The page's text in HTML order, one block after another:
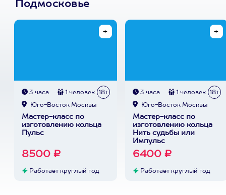
Подмосковье
3 часа 1 человек 18+
Юго-Восток Москвы
Мастер-класс по
изготовлению кольца
Пульс
8500 ₽
Работает круглый год
3 часа 1 человек 18+
Юго-Восток Москвы
Мастер-класс по
изготовлению кольца
Нить судьбы или
Импульс
6400 ₽
Работает круглый год